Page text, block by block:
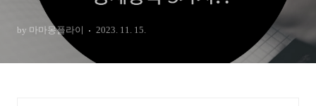
by 마마몽플라이 2023. 11. 15.